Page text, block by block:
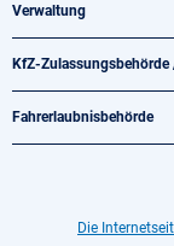
Verwaltung
KfZ-Zulassungsbehörde
Fahrerlaubnisbehörde
Die